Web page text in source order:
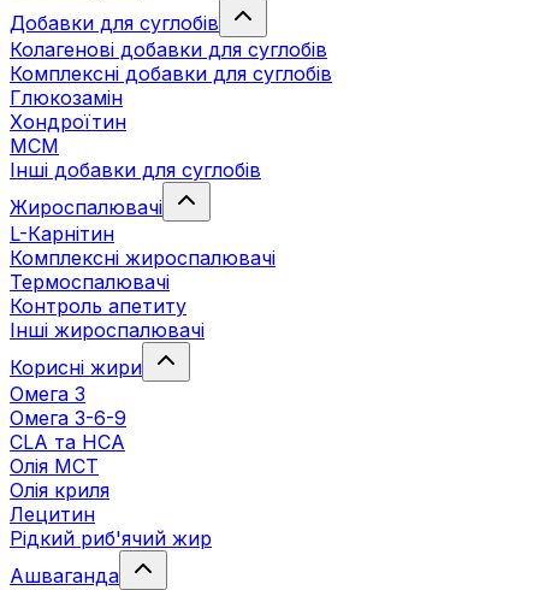
Добавки для суглобів
Колагенові добавки для суглобів
Комплексні добавки для суглобів
Глюкозамін
Хондроїтин
МСМ
Інші добавки для суглобів
Жироспалювачі
L-Карнітин
Комплексні жироспалювачі
Термоспалювачі
Контроль апетиту
Інші жироспалювачі
Корисні жири
Омега 3
Омега 3-6-9
CLA та HCA
Олія МСТ
Олія криля
Лецитин
Рідкий риб'ячий жир
Ашваганда